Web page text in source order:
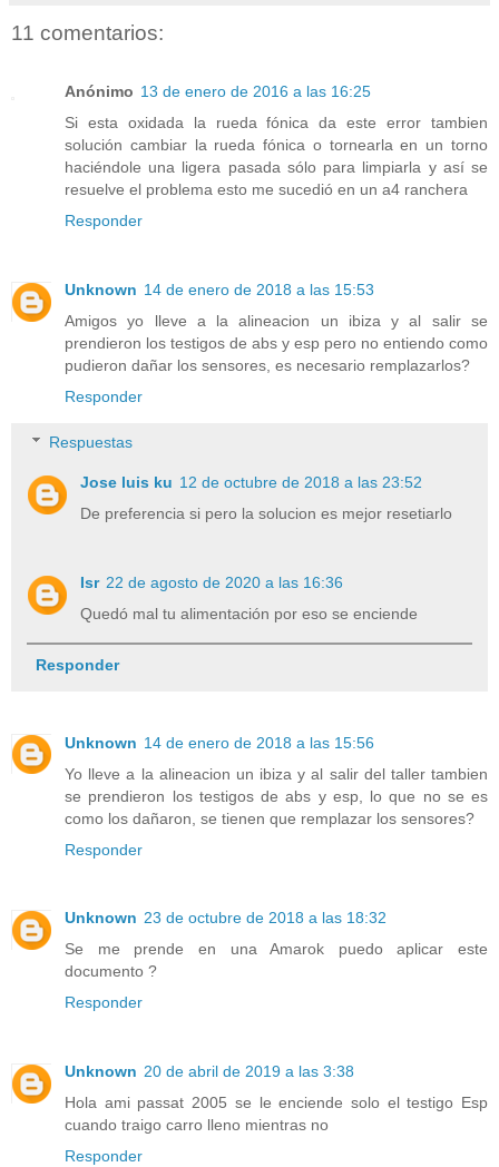
11 comentarios:
Anónimo 13 de enero de 2016 a las 16:25
Si esta oxidada la rueda fónica da este error tambien
solución cambiar la rueda fónica o tornearla en un torno
haciéndole una ligera pasada sólo para limpiarla y así se
resuelve el problema esto me sucedió en un a4 ranchera
Responder
Unknown 14 de enero de 2018 a las 15:53
Amigos yo lleve a la alineacion un ibiza y al salir se
prendieron los testigos de abs y esp pero no entiendo como
pudieron dañar los sensores, es necesario remplazarlos?
Responder
Respuestas
Jose luis ku 12 de octubre de 2018 a las 23:52
De preferencia si pero la solucion es mejor resetiarlo
Isr 22 de agosto de 2020 a las 16:36
Quedó mal tu alimentación por eso se enciende
Responder
Unknown 14 de enero de 2018 a las 15:56
Yo lleve a la alineacion un ibiza y al salir del taller tambien
se prendieron los testigos de abs y esp, lo que no se es
como los dañaron, se tienen que remplazar los sensores?
Responder
Unknown 23 de octubre de 2018 a las 18:32
Se me prende en una Amarok puedo aplicar este
documento ?
Responder
Unknown 20 de abril de 2019 a las 3:38
Hola ami passat 2005 se le enciende solo el testigo Esp
cuando traigo carro lleno mientras no
Responder